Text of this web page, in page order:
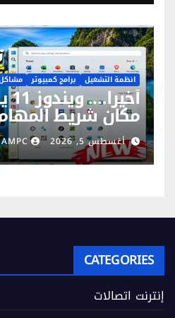
انظمة التشغيل برامج كمبيوتر
مكان شريط
انتظارها)
أغسطس 5, 2026
CATEGORIES
إنترنت اتصالات